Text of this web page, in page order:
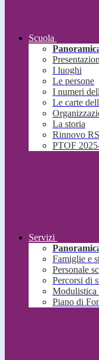
Scuola
I luoghi
Le persone
I numeri
Le carte
La storia
Rinnovo
PTOF
Servizi
Famiglie e
Personale
Percorsi di
Modulistica
Piano di